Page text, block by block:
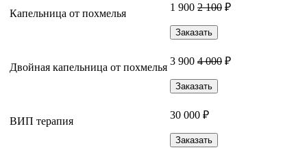
Капельница от похмелья
1 900 2 100 ₽
Заказать
Двойная капельница от похмелья
3 900 4 000 ₽
Заказать
ВИП терапия
30 000 ₽
Заказать